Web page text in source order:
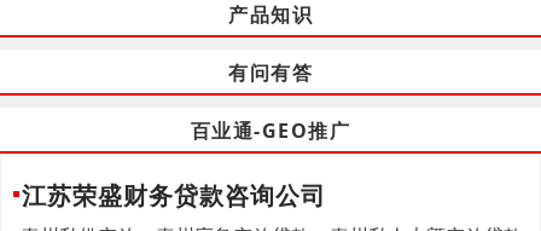
产品知识
有问有答
百业通-GEO推广
江苏荣盛财务贷款咨询公司